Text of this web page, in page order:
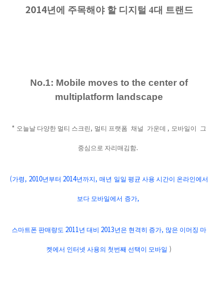
2014년에 주목해야 할 디지털 4대 트랜드
No.1: Mobile moves to the center of
multiplatform landscape
* 오늘날 다양한 멀티 스크린 , 멀티 프랫폼 채널 가운데 , 모바일이 그
중심으로 자리매김함.
(가령 , 2010년부터 2014년까지 , 매년 일일 평균 사용 시간이 온라인에서
보다 모바일에서 증가,
스마트폰 판매량도 2011년 대비 2013년은 현격히 증가, 많은 이머징 마
켓에서 인터넷 사용의 첫번째 선택이 모바일 )